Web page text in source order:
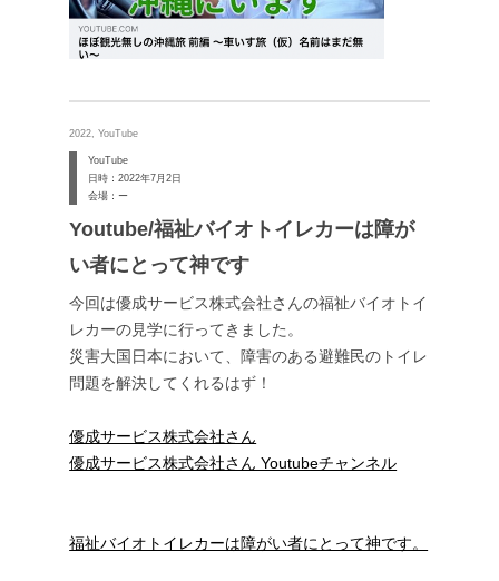
2022, YouTube
YouTube
日時：2022年7月2日
会場：ー
Youtube/福祉バイオトイレカーは障が
い者にとって神です
今回は優成サービス株式会社さんの福祉バイオトイ
レカーの見学に行ってきました。
災害大国日本において、障害のある避難民のトイレ
問題を解決してくれるはず！
優成サービス株式会社さん
優成サービス株式会社さん Youtubeチャンネル
福祉バイオトイレカーは障がい者にとって神です。